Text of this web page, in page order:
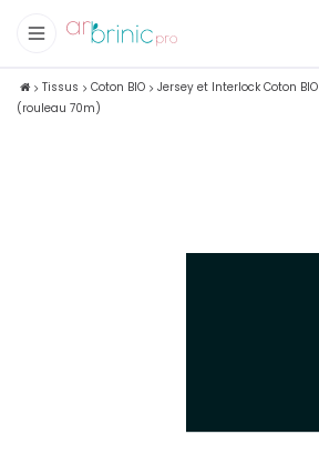
Tissus
Mercerie
Tissus Coton BIO Jersey et Interlock Coton BIO
(rouleau 70m)